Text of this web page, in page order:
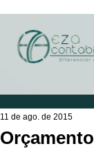
11 de ago. de 2015